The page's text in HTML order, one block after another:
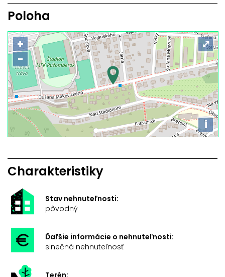
Poloha
+
−
i
⤢
Charakteristiky
Stav nehnuteľnosti:
pôvodný
Ďaľšie informácie o nehnuteľnosti:
slnečná nehnuteľnosť